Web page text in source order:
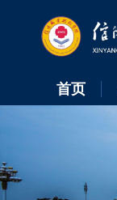
首页